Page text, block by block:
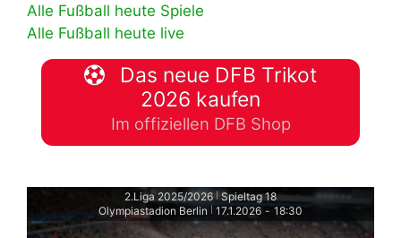
Alle Fußball heute Spiele
Alle Fußball heute live
Das neue DFB Trikot
2026 kaufen
Im offiziellen DFB Shop
2.Liga 2025/2026 Spieltag 18
Olympiastadion Berlin
17.1.2026 - 18:30